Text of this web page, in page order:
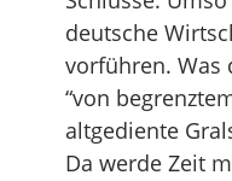
deutsche
vorführen. Was
“von
altgediente
Da werde Zeit